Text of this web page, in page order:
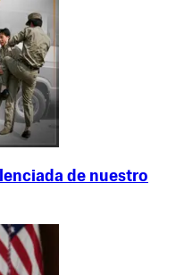
de nuestro